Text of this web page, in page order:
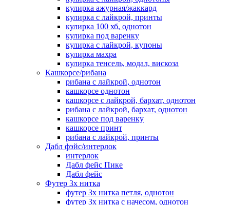
кулирка ажурная/жаккард
кулирка с лайкрой, принты
кулирка 100 хб, однотон
кулирка под варенку
кулирка с лайкрой, купоны
кулирка махра
кулирка тенсель, модал, вискоза
Кашкорсе/рибана
рибана с лайкрой, однотон
кашкорсе однотон
кашкорсе с лайкрой, бархат, однотон
рибана с лайкрой, бархат, однотон
кашкорсе под варенку
кашкорсе принт
рибана с лайкрой, принты
Дабл фэйс/интерлок
интерлок
Дабл фейс Пике
Дабл фейс
Футер 3х нитка
футер 3х нитка петля, однотон
футер 3х нитка с начесом, однотон